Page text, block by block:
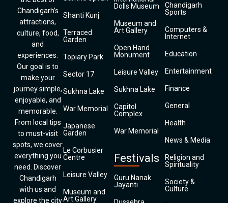
Chandigarh’s
attractions,
culture, food,
and
experiences.
Our goal is to
make your
journey simple,
enjoyable, and
memorable.
From local tips
to must-visit
spots, we cover
everything you
need. Discover
Chandigarh
with us and
explore the city
Shanti Kunj
Terraced
Garden
Topiary Park
Sector 17
Sukhna Lake
War Memorial
Japanese
Garden
Le Corbusier
Centre
Leisure Valley
Museum and
Art Gallery
Dolls Museum
Museum and
Art Gallery
Open Hand
Monument
Leisure Valley
Sukhna Lake
Capitol
Complex
War Memorial
Festivals
Guru Nanak
Jayanti
Chandigarh
Sports
Computers &
Internet
Education
Entertainment
Finance
General
Health
News & Media
Religion and
Spirituality
Society &
Culture